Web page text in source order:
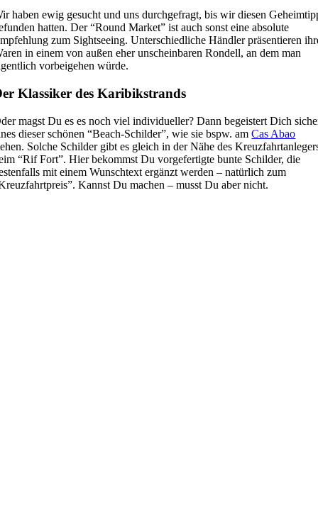
haben ewig gesucht und uns durchgefragt, bis wir diesen
hatten. Der “Round Market” ist auch sonst eine absolute
zum Sightseeing. Unterschiedliche Händler präsentieren
in einem von außen eher unscheinbaren Rondell, an dem man
vorbeigehen würde.
Klassiker des Karibikstrands
magst Du es es noch viel individueller? Dann begeistert Dich
dieser schönen “Beach-Schilder”, wie sie bspw. amCas Abao
Solche Schilder gibt es gleich in der Nähe des
“Rif Fort”. Hier bekommst Du vorgefertigte bunte Schilder, die
mit einem Wunschtext ergänzt werden – natürlich zum
Kannst Du machen – musst Du aber nicht.